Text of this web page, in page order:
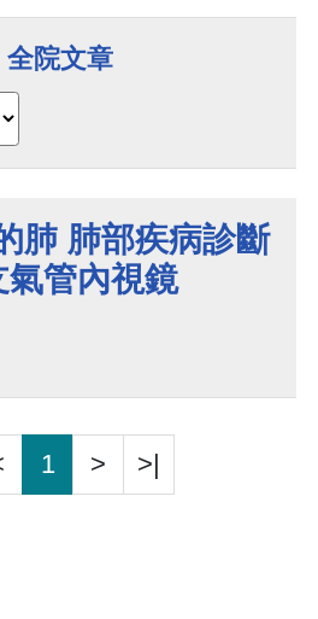
全院文章
肺 肺部疾病診斷
氣管內視鏡
1 > >|